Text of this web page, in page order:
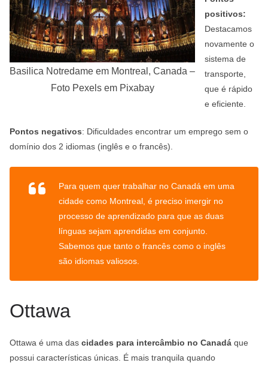
Basilica Notredame em Montreal, Canada –
Foto Pexels em Pixabay
positivos:
Destacamos
novamente o
sistema de
transporte,
que é rápido
e eficiente.
Pontos negativos: Dificuldades encontrar um emprego sem o
domínio dos 2 idiomas (inglês e o francês).
Para quem quer trabalhar no Canadá em uma
cidade como Montreal, é preciso imergir no
processo de aprendizado para que as duas
línguas sejam aprendidas em conjunto.
Sabemos que tanto o francês como o inglês
são idiomas valiosos.
Ottawa
Ottawa é uma das cidades para intercâmbio no Canadá que
possui características únicas. É mais tranquila quando